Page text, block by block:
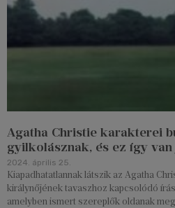
Agatha Christie karakterei
gyilkolásznak, és ez így
2024. április 25.
Kiapadhatatlannak látszik az Agatha
királynőjének tavaszhoz kapcsolódó
amelyben ismert szereplők oldanak